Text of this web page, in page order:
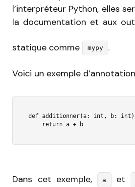
l’interpréteur Python, elles
la documentation et aux
statique comme mypy .
Voici un exemple
def additionner(a: int, b:
    return a + b
Dans cet exemple, a et